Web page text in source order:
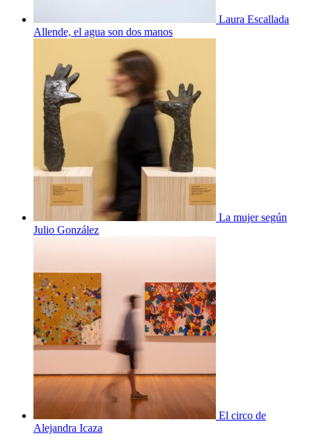
Laura Escallada
Allende, el agua son dos manos
La mujer según
Julio González
El circo de
Alejandra Icaza